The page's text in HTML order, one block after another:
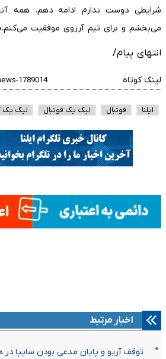
شرایطی دوست ندارم ادامه دهم. همه
می‌بخشم و برای تیم آرزوی موفقیت
انتهای پیام/
لینک کوتاه
ایلنا فوتبال لیگ یک فوتبال لیگ یک
اخبار مرتبط
توقف آریو و پایان مدعی بودن سایپا